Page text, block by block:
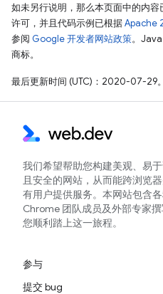
如未另行说明，那么本页面中的内容
许可，并且代码示例已根据Apache
参阅 Google 开发者网站政策。
商标。
最后更新时间 (UTC)：2020-07-29。
我们希望帮助您构建美观、易
且安全的网站，从而能跨浏览
有用户提供服务。本网站包含
Chrome 团队成员及外部专家
您顺利踏上这一旅程。
参与
提交 bug